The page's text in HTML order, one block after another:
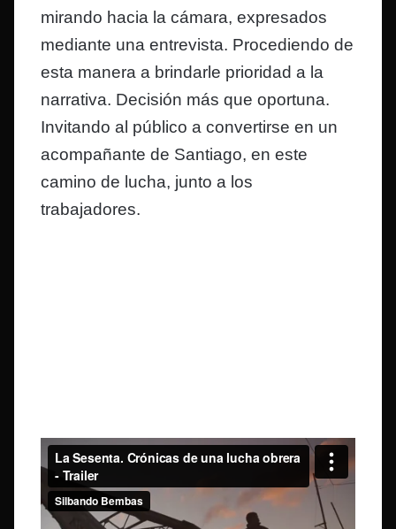
mirando hacia la cámara, expresados
mediante una entrevista. Procediendo de
esta manera a brindarle prioridad a la
narrativa. Decisión más que oportuna.
Invitando al público a convertirse en un
acompañante de Santiago, en este
camino de lucha, junto a los
trabajadores.